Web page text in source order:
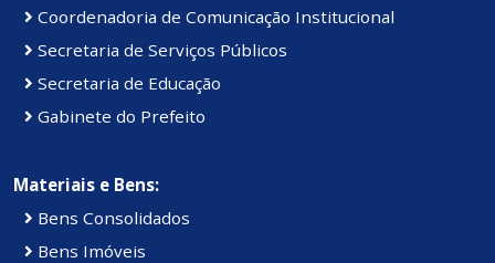
Coordenadoria de Comunicação Institucional
Secretaria de Serviços Públicos
Secretaria de Educação
Gabinete do Prefeito
Materiais e Bens:
Bens Consolidados
Bens Imóveis